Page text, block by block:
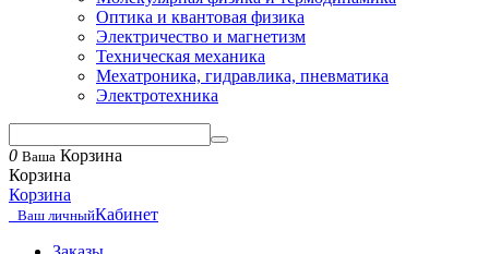
Оптика и квантовая физика
Электричество и магнетизм
Техническая механика
Мехатроника, гидравлика, пневматика
Электротехника
0 Ваша Корзина
Корзина
Корзина
Ваш личныйКабинет